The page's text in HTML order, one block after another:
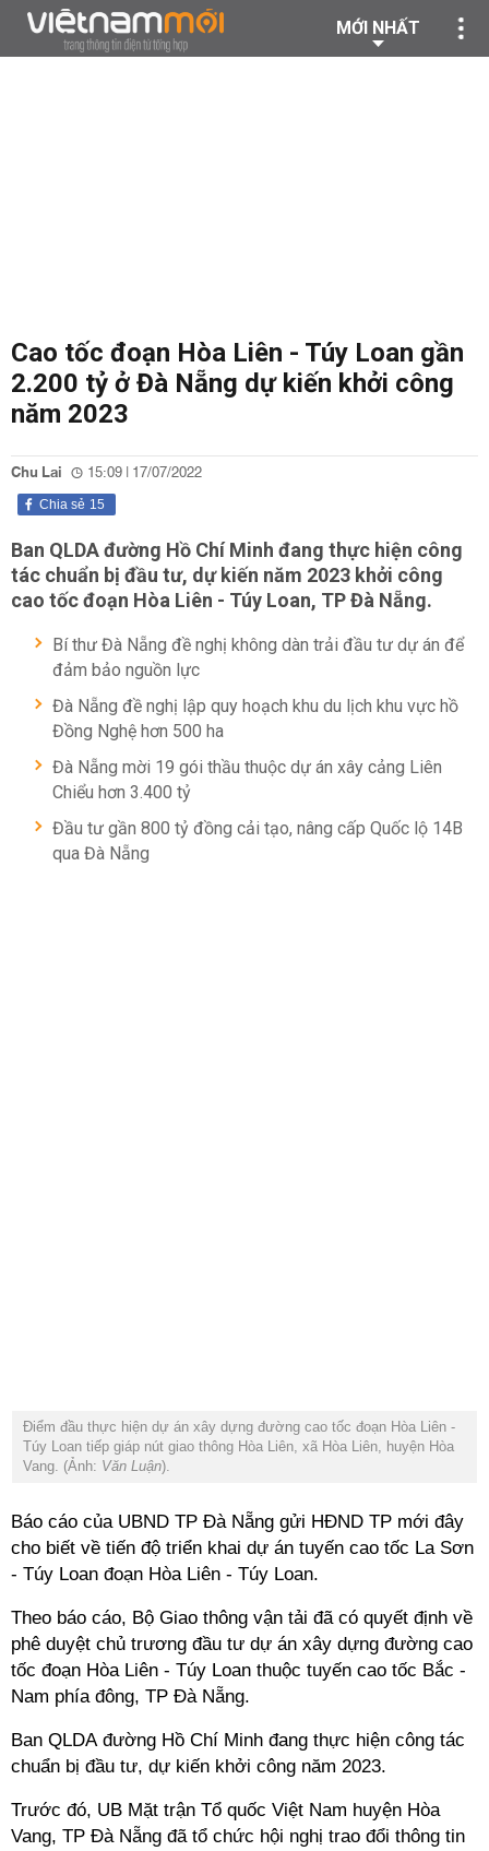
MỚI NHẤT
Cao tốc đoạn Hòa Liên - Túy Loan gần
2.200 tỷ ở Đà Nẵng dự kiến khởi công
năm 2023
Chu Lai 15:09 | 17/07/2022
15
Chia sẻ
Ban QLDA đường Hồ Chí Minh đang thực hiện công
tác chuẩn bị đầu tư, dự kiến năm 2023 khởi công
cao tốc đoạn Hòa Liên - Túy Loan, TP Đà Nẵng.
Bí thư Đà Nẵng đề nghị không dàn trải đầu tư dự án để
đảm bảo nguồn lực
Đà Nẵng đề nghị lập quy hoạch khu du lịch khu vực hồ
Đồng Nghệ hơn 500 ha
Đà Nẵng mời 19 gói thầu thuộc dự án xây cảng Liên
Chiểu hơn 3.400 tỷ
Đầu tư gần 800 tỷ đồng cải tạo, nâng cấp Quốc lộ 14B
qua Đà Nẵng
Điểm đầu thực hiện dự án xây dựng đường cao tốc đoạn Hòa Liên -
Túy Loan tiếp giáp nút giao thông Hòa Liên, xã Hòa Liên, huyện Hòa
Vang. (Ảnh: Văn Luận).
Báo cáo của UBND TP Đà Nẵng gửi HĐND TP mới đây
cho biết về tiến độ triển khai dự án tuyến cao tốc La Sơn
- Túy Loan đoạn Hòa Liên - Túy Loan.
Theo báo cáo, Bộ Giao thông vận tải đã có quyết định về
phê duyệt chủ trương đầu tư dự án xây dựng đường cao
tốc đoạn Hòa Liên - Túy Loan thuộc tuyến cao tốc Bắc -
Nam phía đông, TP Đà Nẵng.
Ban QLDA đường Hồ Chí Minh đang thực hiện công tác
chuẩn bị đầu tư, dự kiến khởi công năm 2023.
Trước đó, UB Mặt trận Tổ quốc Việt Nam huyện Hòa
Vang, TP Đà Nẵng đã tổ chức hội nghị trao đổi thông tin